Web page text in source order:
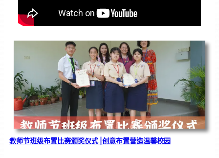
教师节班级布置比赛颁奖仪式 |创意布置营造温馨校园